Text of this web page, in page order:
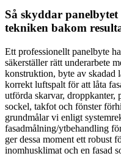
Så skyddar
tekniken bakom
Ett professionellt panelbyte
säkerställer rätt underarbete
konstruktion, byte av skadad
korrekt luftspalt för att låta
utförda skarvar, droppkanter,
sockel, takfot och fönster
grundmålar vi enligt
fasadmålning/ytbehandling
ger dessa moment ett robust
inomhusklimat och en fasad